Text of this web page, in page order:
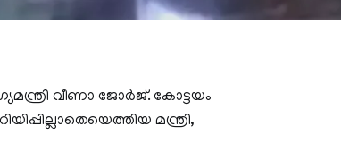
വീണാ ജോര്‍ജ്. കോട്ടയം
മന്ത്രി,